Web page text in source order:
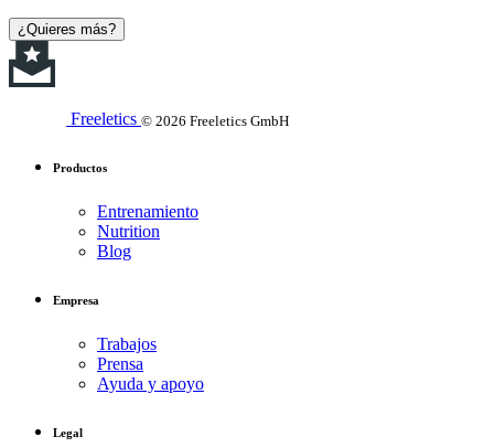
¿Quieres más?
Freeletics © 2026 Freeletics GmbH
Productos
Entrenamiento
Nutrition
Blog
Empresa
Trabajos
Prensa
Ayuda y apoyo
Legal